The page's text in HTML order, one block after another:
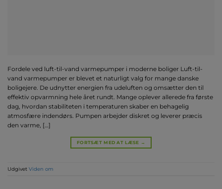
Fordele ved luft-til-vand varmepumper i moderne boliger Luft-til-
vand varmepumper er blevet et naturligt valg for mange danske
boligejere. De udnytter energien fra udeluften og omsætter den til
effektiv opvarmning hele året rundt. Mange oplever allerede fra første
dag, hvordan stabiliteten i temperaturen skaber en behagelig
atmosfære indendørs. Pumpen arbejder diskret og leverer præcis
den varme, […]
FORTSÆT MED AT LÆSE →
Udgivet Viden om